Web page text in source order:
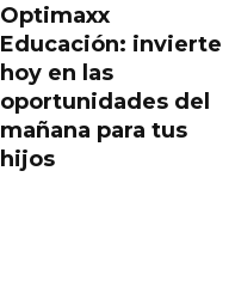
Optimaxx
Educación: invierte
hoy en las
oportunidades del
mañana para tus
hijos